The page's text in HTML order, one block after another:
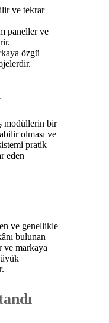
ve tekrar
paneller ve
özgü
modüllerin bir
olması ve
pratik
eden
ve genellikle
bulunan
ve markaya